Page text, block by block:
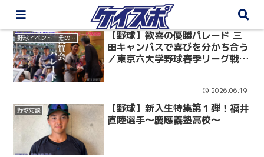
野球イベント・その他
【野球】歓喜の優勝パレード 三
田キャンパスで喜びを分かち合う
／東京六大学野球春季リーグ戦優
2026.06.19
野球対談
【野球】新入生特集第１弾！福井
直睦選手〜慶應義塾高校〜